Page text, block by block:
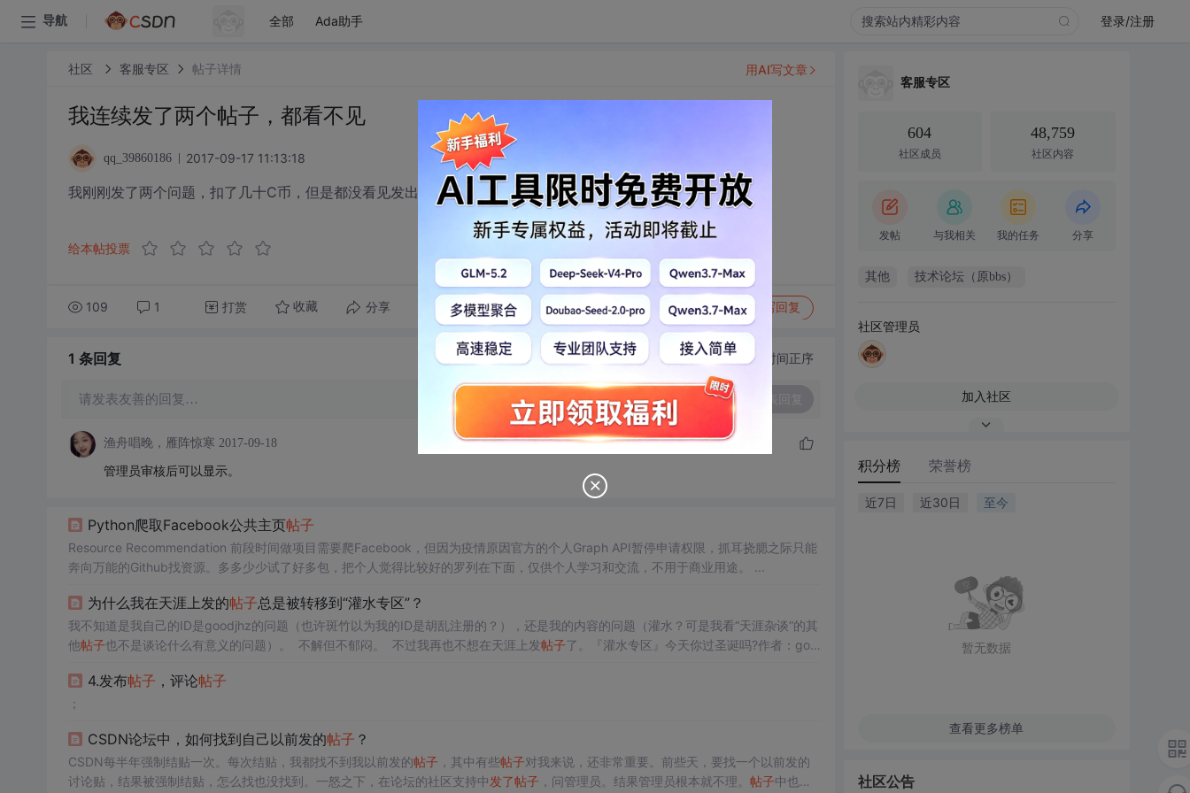
导航 全部 Ada助手 登录/注册
社区 客服专区 帖子详情
我连续发了两个帖子，都看不见
qq_39860186 2017-09-17 11:13:18
我刚刚发了两个问题，扣了几十C币，但是都没看见发出来什么情况呢？
给本帖投票
109 1 打赏 收藏 分享 转发到动态 举报 写回复
用AI写文章
1 条回复 切换为时间正序
请发表友善的回复…
渔舟唱晚，雁阵惊寒 2017-09-18
管理员审核后可以显示。
Python爬取Facebook公共主页帖子
Resource Recommendation 前段时间做项目需要爬Facebook，但因为疫情原因官方的个人Graph API暂停申请权限，抓耳挠腮之际只能
为什么我在天涯上发的帖子总是被转移到“灌水专区”？
我不知道是我自己的ID是goodjhz的问题（也许斑竹以为我的ID是胡乱注册的？），还是我的内容的问题（灌水？可是我看“天涯杂谈”的其
他帖子也不是谈论什么有意义的问题）。 不解但不郁闷。 不过我再也不想在天涯上发帖子了。『灌水专区』今天你过圣诞吗?作者：goo
4.发布帖子 ，评论帖子
；
CSDN论坛中，如何找到自己以前发的帖子 ？
CSDN每半年强制结贴一次。每次结贴，我都找不到我以前发的帖子 ，其中有些帖子对我来说，还非常重要。前些天，要找一个以前发的
讨论贴，结果被强制结贴，怎么找也没找到。一怒之下，在论坛的社区支持中发了帖子 ，问管理员。结果管理员根本就不理。 帖子中也有
客服专区
604
社区成员
48,759
社区内容
发帖 与我相关 我的任务 分享
其他 技术论坛（原bbs）
社区管理员
加入社区
积分榜 荣誉榜
近7日 近30日 至今
暂无数据
查看更多榜单
社区公告